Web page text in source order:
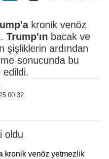
kronik venöz
Trump'ın bacak ve
şişliklerin ardından
sonucunda bu
00:32
kronik venöz yetmezlik